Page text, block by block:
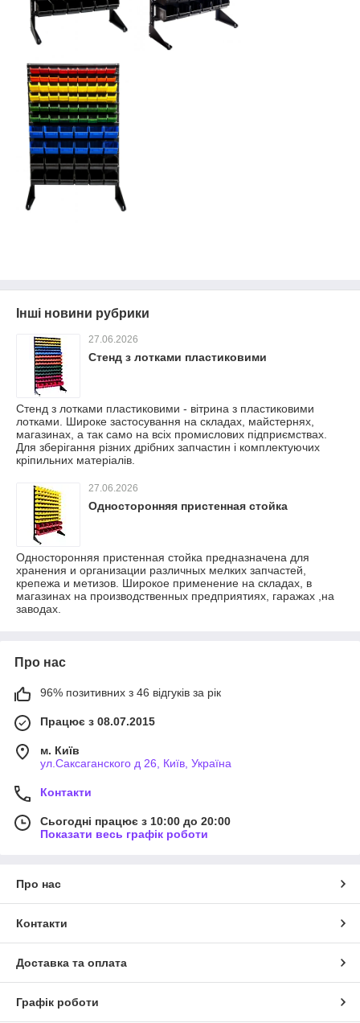
Інші новини рубрики
27.06.2026
Стенд з лотками пластиковими
Стенд з лотками пластиковими - вітрина з пластиковими
лотками. Широке застосування на складах, майстернях,
магазинах, а так само на всіх промислових підприємствах.
Для зберігання різних дрібних запчастин і комплектуючих
кріпильних матеріалів.
27.06.2026
Односторонняя пристенная стойка
Односторонняя пристенная стойка предназначена для
хранения и организации различных мелких запчастей,
крепежа и метизов. Широкое применение на складах, в
магазинах на производственных предприятиях, гаражах ,на
заводах.
Про нас
96% позитивних з 46 відгуків за рік
Працює з 08.07.2015
м. Київ
ул.Саксаганского д 26, Київ, Україна
Контакти
Сьогодні працює з 10:00 до 20:00
Показати весь графік роботи
Про нас
Контакти
Доставка та оплата
Графік роботи